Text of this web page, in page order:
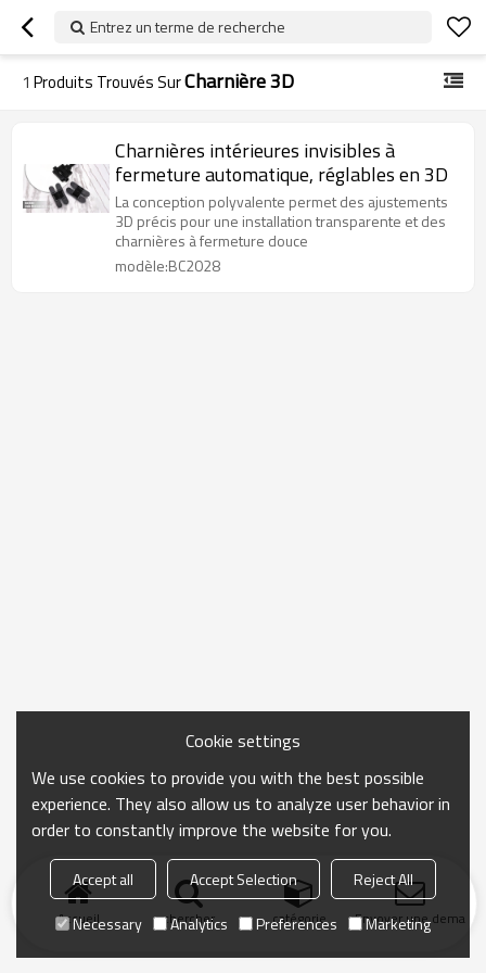
Entrez un terme de recherche
1 Produits Trouvés SurCharnière 3D
Charnières intérieures invisibles à
fermeture automatique, réglables en 3D
La conception polyvalente permet des ajustements
3D précis pour une installation transparente et des
charnières à fermeture douce
modèle:BC2028
Accueil chercher catégorie Envoyer une
Cookie settings
We use cookies to provide you with the best possible
experience. They also allow us to analyze user behavior in
order to constantly improve the website for you.
Accept all Accept Selection
Reject All
Necessary
Analytics Preferences Marketing